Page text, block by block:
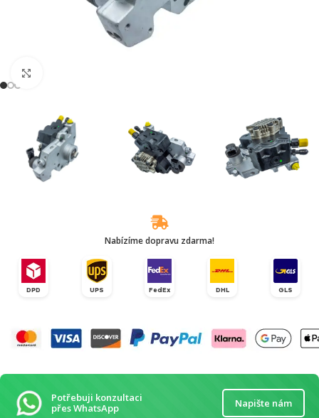
Nabízíme dopravu zdarma!
DPD UPS FedEx DHL GLS
Potřebuji konzultaci
přes WhatsApp
Napište nám